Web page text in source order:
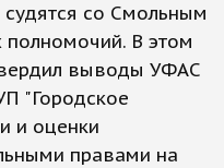
судятся со Смольным
В этом
выводы УФАС
"Городское
и оценки
правами на